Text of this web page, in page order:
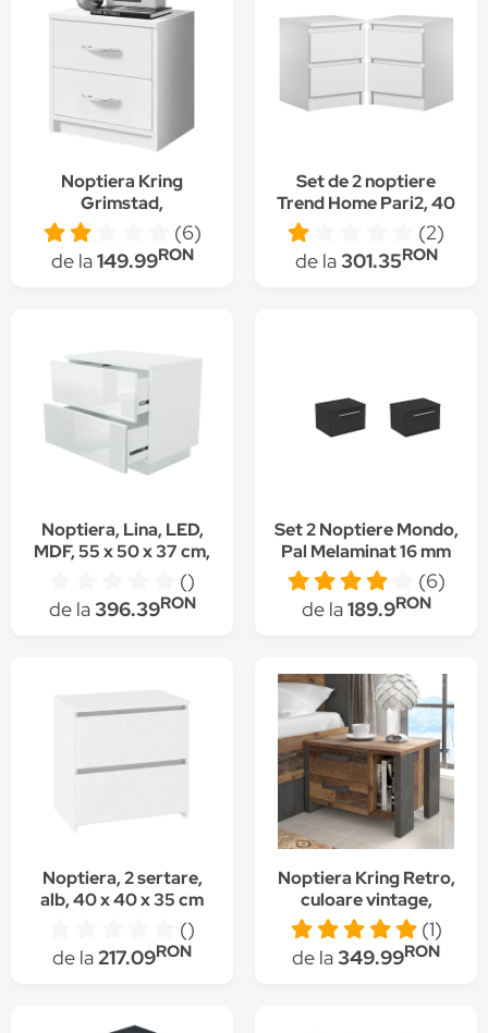
Noptiera Kring
Grimstad,
38.5x39x28.2 cm,
culoare alb, 2 sertare
(6)
de la149.99RON
Set de 2 noptiere
Trend Home Pari2, 40
x 30 x 30, Alb(2)
de la301.35RON
Noptiera, Lina, LED,
MDF, 55 x 50 x 37 cm,
()
de la396.39RON
Set 2 Noptiere Mondo,
Pal Melaminat 16 mm
(6)
de la189.9RON
Noptiera, 2 sertare,
alb, 40 x 40 x 35 cm
()
de la217.09RON
Noptiera Kring Retro,
culoare vintage,
62x41x41 , 2 sertare
(1)
de la349.99RON